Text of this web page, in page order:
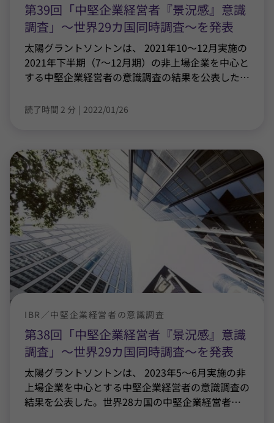
第39回「中堅企業経営者『景況感』意識
調査」～世界29カ国同時調査～を発表
太陽グラントソントンは、 2021年10～12月実施の
2021年下半期（7～12月期）の非上場企業を中心と
する中堅企業経営者の意識調査の結果を公表した…
読了時間 2 分 | 2022/01/26
第38回「中堅企業経営者『景況感』意識
調査」～世界29カ国同時調査～を発表
IBR／中堅企業経営者の意識調査
太陽グラントソントンは、 2023年5～6月実施の非
上場企業を中心とする中堅企業経営者の意識調査の
結果を公表した。世界28カ国の中堅企業経営者…